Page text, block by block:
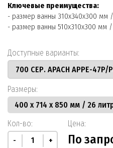
Ключевые преимущества:
- размер ванны 310x340x300 мм
- размер ванны 510х310х300 мм
Доступные варианты:
Размеры:
Кол-во:
- +
Цена:
По